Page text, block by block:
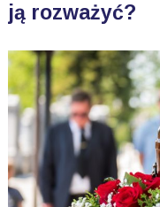
ją rozważyć?